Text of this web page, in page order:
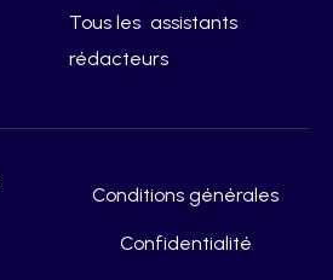
Tous les
rédacteurs
assistants
Conditions générales
Confidentialité